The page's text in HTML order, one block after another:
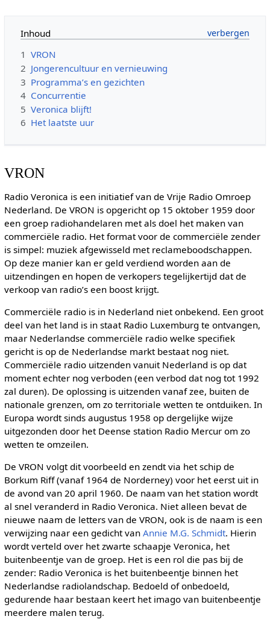
Inhoud
1 VRON
2 Jongerencultuur en vernieuwing
3 Programma’s en gezichten
4 Concurrentie
5 Veronica blijft!
6 Het laatste uur
VRON
Radio Veronica is een initiatief van de Vrije Radio Omroep
Nederland. De VRON is opgericht op 15 oktober 1959 door
een groep radiohandelaren met als doel het maken van
commerciële radio. Het format voor de commerciële zender
is simpel: muziek afgewisseld met reclameboodschappen.
Op deze manier kan er geld verdiend worden aan de
uitzendingen en hopen de verkopers tegelijkertijd dat de
verkoop van radio’s een boost krijgt.
Commerciële radio is in Nederland niet onbekend. Een groot
deel van het land is in staat Radio Luxemburg te ontvangen,
maar Nederlandse commerciële radio welke specifiek
gericht is op de Nederlandse markt bestaat nog niet.
Commerciële radio uitzenden vanuit Nederland is op dat
moment echter nog verboden (een verbod dat nog tot 1992
zal duren). De oplossing is uitzenden vanaf zee, buiten de
nationale grenzen, om zo territoriale wetten te ontduiken. In
Europa wordt sinds augustus 1958 op dergelijke wijze
uitgezonden door het Deense station Radio Mercur om zo
wetten te omzeilen.
De VRON volgt dit voorbeeld en zendt via het schip de
Borkum Riff (vanaf 1964 de Norderney) voor het eerst uit in
de avond van 20 april 1960. De naam van het station wordt
al snel veranderd in Radio Veronica. Niet alleen bevat de
nieuwe naam de letters van de VRON, ook is de naam is een
verwijzing naar een gedicht van Annie M.G. Schmidt. Hierin
wordt verteld over het zwarte schaapje Veronica, het
buitenbeentje van de groep. Het is een rol die pas bij de
zender: Radio Veronica is het buitenbeentje binnen het
Nederlandse radiolandschap. Bedoeld of onbedoeld,
gedurende haar bestaan keert het imago van buitenbeentje
meerdere malen terug.